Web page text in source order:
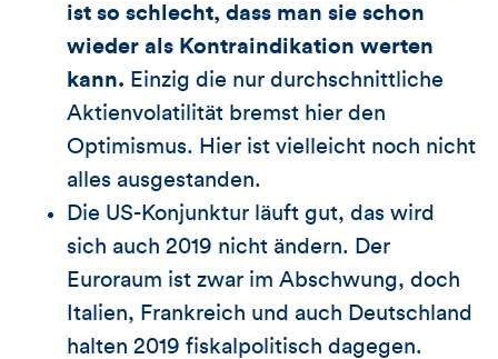
ist so schlecht, dass man sie schon
wieder als Kontraindikation werten
kann. Einzig die nur durchschnittliche
Aktienvolatilität bremst hier den
Optimismus. Hier ist vielleicht noch nicht
alles ausgestanden.
Die US-Konjunktur läuft gut, das wird
sich auch 2019 nicht ändern. Der
Euroraum ist zwar im Abschwung, doch
Italien, Frankreich und auch Deutschland
halten 2019 fiskalpolitisch dagegen.